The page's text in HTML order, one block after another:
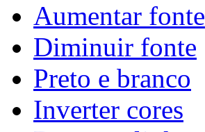
Aumentar fonte
Diminuir fonte
Preto e branco
Inverter cores